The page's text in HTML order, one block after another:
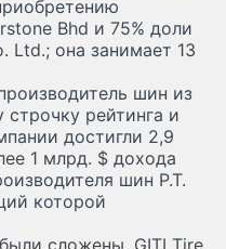
Bhd и 75% доли
Ltd.; она занимает 13
шин из
строчку рейтинга и
достигли 2,9
1 млрд. $ дохода
шин P.T.
которой